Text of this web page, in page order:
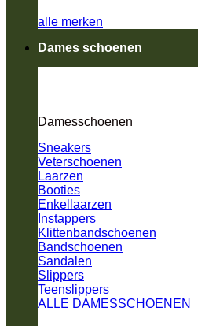
alle merken
Dames schoenen
Damesschoenen
Sneakers
Veterschoenen
Laarzen
Booties
Enkellaarzen
Instappers
Klittenbandschoenen
Bandschoenen
Sandalen
Slippers
Teenslippers
ALLE DAMESSCHOENEN